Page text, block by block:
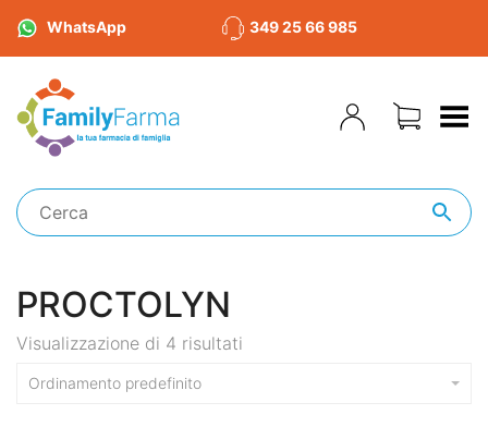
WhatsApp 349 25 66 985
Toggle Menu
PROCTOLYN
Visualizzazione di 4 risultati
Ordinamento predefinito